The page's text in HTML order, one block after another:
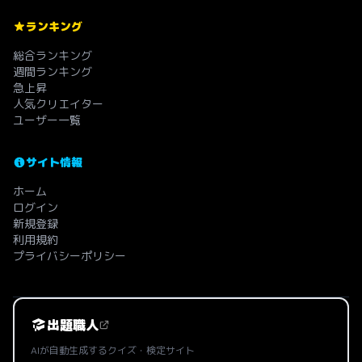
ランキング
総合ランキング
週間ランキング
急上昇
人気クリエイター
ユーザー一覧
サイト情報
ホーム
ログイン
新規登録
利用規約
プライバシーポリシー
出題職人
AIが自動生成するクイズ・検定サイト